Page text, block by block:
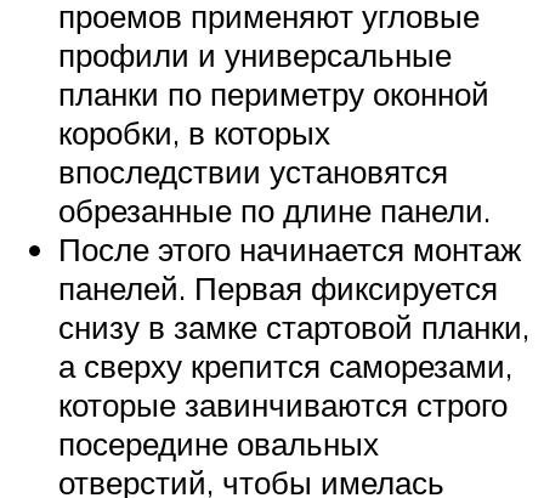
проемов применяют угловые
профили и универсальные
планки по периметру оконной
коробки, в которых
впоследствии установятся
обрезанные по длине панели.
После этого начинается монтаж
панелей. Первая фиксируется
снизу в замке стартовой планки,
а сверху крепится саморезами,
которые завинчиваются строго
посередине овальных
отверстий, чтобы имелась